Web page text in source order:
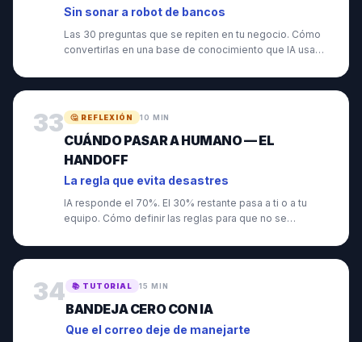
Sin sonar a robot de bancos
Las 30 preguntas que se repiten en tu negocio. Cómo
convertirlas en una base de conocimiento que IA usa
33 🤔 REFLEXIÓN 10 MIN
CUÁNDO PASAR A HUMANO — EL
HANDOFF
La regla que evita desastres
IA responde el 70%. El 30% restante pasa a ti o a tu
equipo. Cómo definir las reglas para que no se
34 📚 TUTORIAL 15 MIN
BANDEJA CERO CON IA
Que el correo deje de manejarte